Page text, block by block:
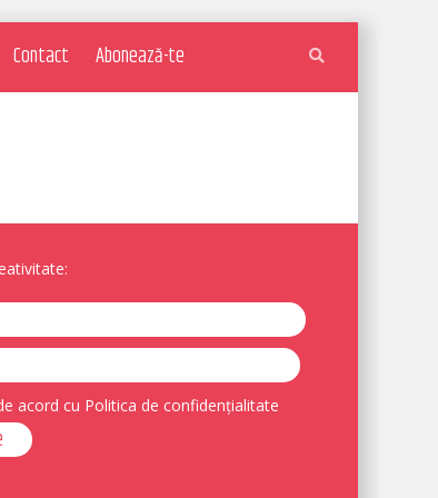
Contact Abonează-te
acord cu Politica de confidențialitate